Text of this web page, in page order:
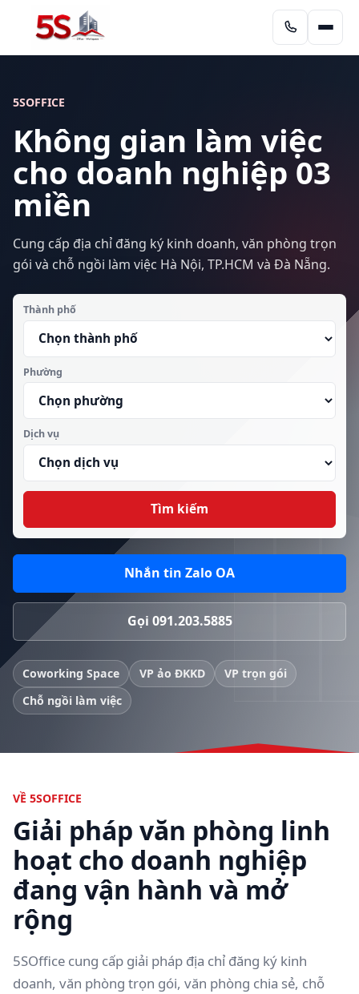
5SOFFICE
Không gian làm việc
cho doanh nghiệp 03
miền
Cung cấp địa chỉ đăng ký kinh doanh, văn phòng trọn
gói và chỗ ngồi làm việc Hà Nội, TP.HCM và Đà Nẵng.
Thành phố
Phường
Dịch vụ
Tìm kiếm
Nhắn tin Zalo OA
Gọi 091.203.5885
Coworking Space VP ảo ĐKKD
VP trọn gói
Chỗ ngồi làm việc
VỀ 5SOFFICE
Giải pháp văn phòng linh
hoạt cho doanh nghiệp
đang vận hành và mở
rộng
5SOffice cung cấp giải pháp địa chỉ đăng ký kinh
doanh, văn phòng trọn gói, văn phòng chia sẻ, chỗ